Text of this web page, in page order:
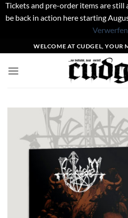
Tickets and pre-order items are still
be back in action here starting
Verwerfen
Inhalt
springen
WELCOME AT CUDGEL, YOUR